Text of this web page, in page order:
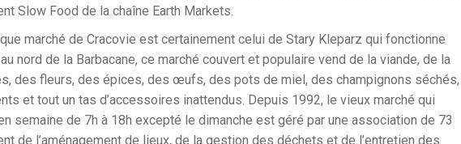
Slow Food de la chaîne Earth Markets.
marché de Cracovie est certainement celui de Stary Kleparz qui fonctionne
nord de la Barbacane, ce marché couvert et populaire vend de la viande, de la
des fleurs, des épices, des œufs, des pots de miel, des champignons séchés,
et tout un tas d’accessoires inattendus. Depuis 1992, le vieux marché qui
semaine de 7h à 18h excepté le dimanche est géré par une association de 73
de l’aménagement de lieux, de la gestion des déchets et de l’entretien des